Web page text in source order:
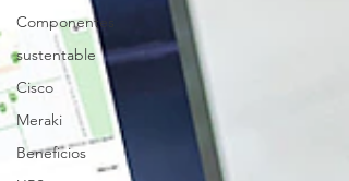
Componentes
sustentable
Cisco
Meraki
Beneficios